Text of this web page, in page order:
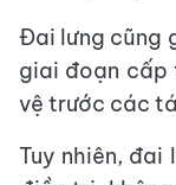
Đai lưng cũng
giai đoạn cấp
vệ trước các
Tuy nhiên,